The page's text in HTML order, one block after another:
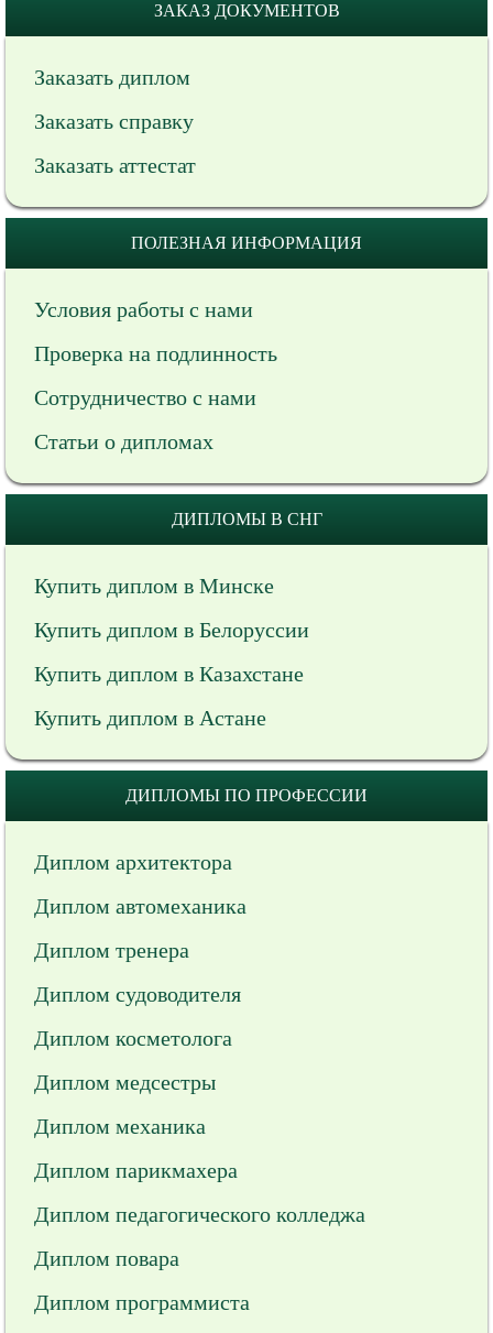
ЗАКАЗ ДОКУМЕНТОВ
Заказать диплом
Заказать справку
Заказать аттестат
ПОЛЕЗНАЯ ИНФОРМАЦИЯ
Условия работы с нами
Проверка на подлинность
Сотрудничество с нами
Статьи о дипломах
ДИПЛОМЫ В СНГ
Купить диплом в Минске
Купить диплом в Белоруссии
Купить диплом в Казахстане
Купить диплом в Астане
ДИПЛОМЫ ПО ПРОФЕССИИ
Диплом архитектора
Диплом автомеханика
Диплом тренера
Диплом судоводителя
Диплом косметолога
Диплом медсестры
Диплом механика
Диплом парикмахера
Диплом педагогического колледжа
Диплом повара
Диплом программиста